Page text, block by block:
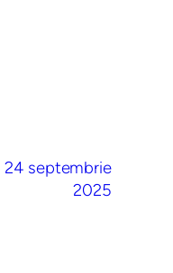
24 septembrie
2025